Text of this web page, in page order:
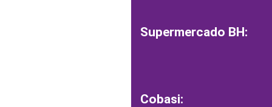
Supermercado BH:
Cobasi: